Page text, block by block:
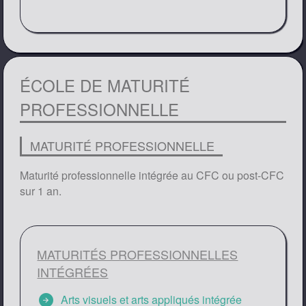
ÉCOLE DE MATURITÉ
PROFESSIONNELLE
MATURITÉ PROFESSIONNELLE
Maturité professionnelle intégrée au CFC ou post-CFC
sur 1 an.
MATURITÉS PROFESSIONNELLES
INTÉGRÉES
arrow_circle_right Arts visuels et arts appliqués intégrée